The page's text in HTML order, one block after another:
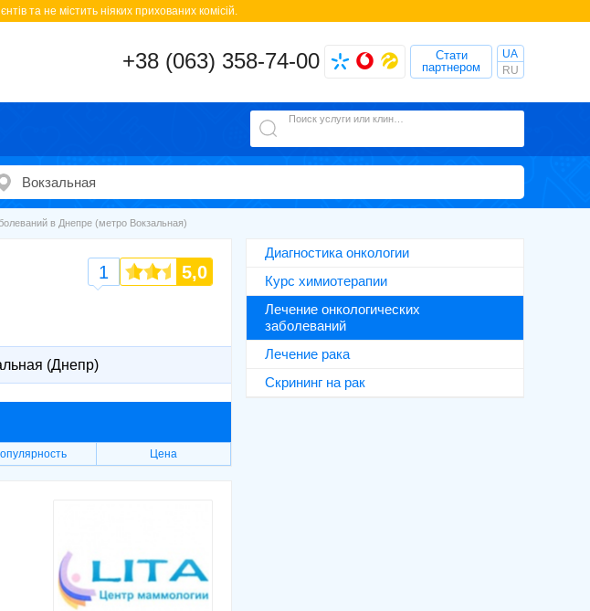
та не містить ніяких прихованих комісій.
+38 (063) 358-74-00
Стати
партнером
UA
RU
в Днепре (метро Вокзальная)
(Днепр)
1 5,0
Цена
Диагностика онкологии
Курс химиотерапии
Лечение онкологических
заболеваний
Лечение рака
Скрининг на рак